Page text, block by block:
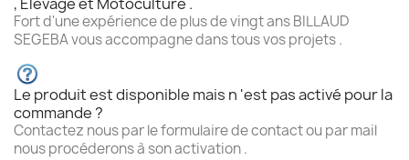
Fort d'une expérience de plus de vingt ans BILLAUD
SEGEBA vous accompagne dans tous vos projets .
Le produit est disponible mais n 'est pas activé pour la
commande ?
Contactez nous par le formulaire de contact ou par mail
nous procéderons à son activation .